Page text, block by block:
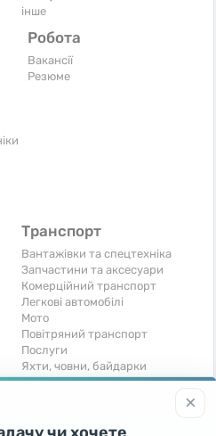
інше
Робота
Вакансії
Резюме
Транспорт
Вантажівки та спецтехніка
Запчастини та аксесуари
Комерційний транспорт
Легкові автомобілі
Мото
Повітряний транспорт
Послуги
Яхти, човни, байдарки
Інші транспортні засоби
Готовий бізнес
×